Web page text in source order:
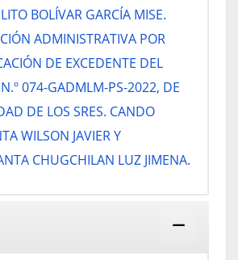
BOLÍVAR GARCÍA MISE.
ADMINISTRATIVA POR
DE EXCEDENTE DEL
074-GADMLM-PS-2022, DE
DE LOS SRES. CANDO
WILSON JAVIER Y
CHUGCHILAN LUZ JIMENA.